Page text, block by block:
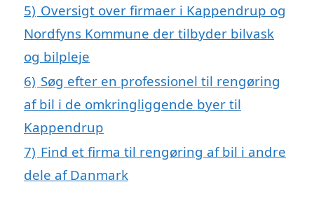
5) Oversigt over firmaer i Kappendrup og
Nordfyns Kommune der tilbyder bilvask
og bilpleje
6) Søg efter en professionel til rengøring
af bil i de omkringliggende byer til
Kappendrup
7) Find et firma til rengøring af bil i andre
dele af Danmark